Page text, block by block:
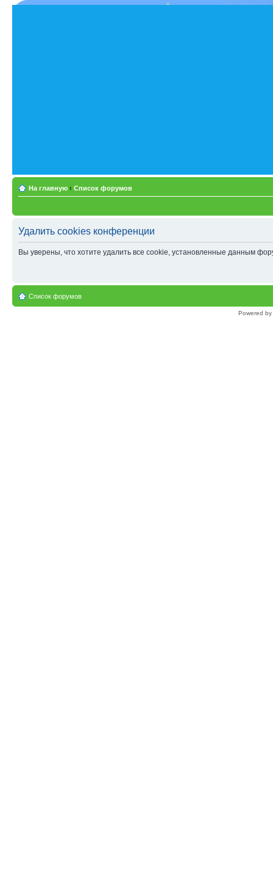
На главную ‹ Список форумов
Удалить cookies конференции
Вы уверены, что хотите удалить все cookie, установленные данным
Список форумов
Powered by